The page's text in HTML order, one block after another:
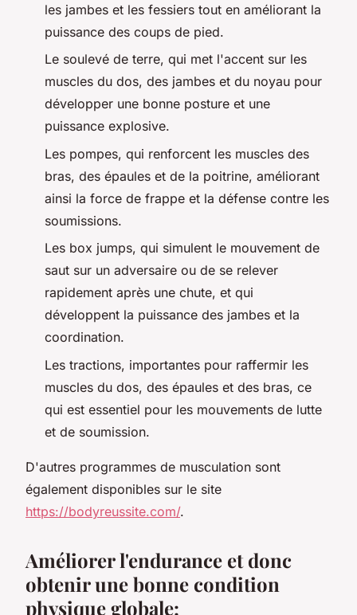
les jambes et les fessiers tout en améliorant la
puissance des coups de pied.
Le soulevé de terre, qui met l'accent sur les
muscles du dos, des jambes et du noyau pour
développer une bonne posture et une
puissance explosive.
Les pompes, qui renforcent les muscles des
bras, des épaules et de la poitrine, améliorant
ainsi la force de frappe et la défense contre les
soumissions.
Les box jumps, qui simulent le mouvement de
saut sur un adversaire ou de se relever
rapidement après une chute, et qui
développent la puissance des jambes et la
coordination.
Les tractions, importantes pour raffermir les
muscles du dos, des épaules et des bras, ce
qui est essentiel pour les mouvements de lutte
et de soumission.
D'autres programmes de musculation sont
également disponibles sur le site
https://bodyreussite.com/.
Améliorer l'endurance et donc
obtenir une bonne condition
physique globale: